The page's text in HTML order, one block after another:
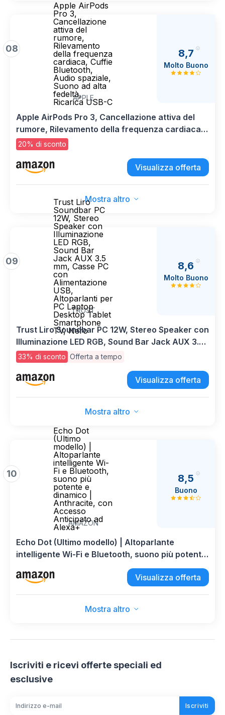
08
Apple AirPods
Pro 3,
Cancellazione
attiva del
rumore,
Rilevamento
della frequenza
cardiaca, Cuffie
Bluetooth,
Audio spaziale,
Suono ad alta
fedeltà,
Ricarica USB-C​​​​​​​
APPLE
8,7
Molto Buono
Apple AirPods Pro 3, Cancellazione attiva del
rumore, Rilevamento della frequenza cardiaca,
Cuffie Bluetooth, Audio spaziale, Suono ad alta
fedeltà, Ricarica USB-C​​​​​​​
20% di sconto
Visualizza offerta
Mostra altro
09
Trust Liro
Soundbar PC
12W, Stereo
Speaker con
Illuminazione
LED RGB,
Sound Bar
Jack AUX 3.5
mm, Casse PC
con
Alimentazione
USB,
Altoparlanti per
PC Laptop
Desktop Tablet
Smartphone
TV, Nero
TRUST
8,6
Molto Buono
Trust Liro Soundbar PC 12W, Stereo Speaker con
Illuminazione LED RGB, Sound Bar Jack AUX 3.5
mm, Casse PC con Alimentazione USB,
Altoparlanti per PC Laptop Desktop Tablet
Smartphone TV, Nero
33% di sconto Offerta a tempo
Visualizza offerta
Mostra altro
10
Echo Dot
(Ultimo
modello) |
Altoparlante
intelligente Wi-
Fi e Bluetooth,
suono più
potente e
dinamico |
Anthracite, con
Accesso
Anticipato ad
Alexa+AMAZON
8,5
Buono
Echo Dot (Ultimo modello) | Altoparlante
intelligente Wi-Fi e Bluetooth, suono più potente
e dinamico | Anthracite, con Accesso Anticipato
ad Alexa+
Visualizza offerta
Mostra altro
Iscriviti e ricevi offerte speciali ed
esclusive
Iscriviti